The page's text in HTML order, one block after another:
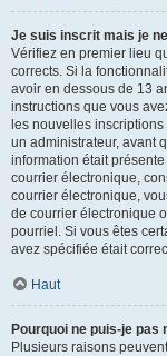
Je suis inscrit mais je
Vérifiez en premier lieu
corrects. Si la
avoir en dessous de 13
instructions que vous
les nouvelles
un administrateur, avant
information était
courrier électronique,
courrier électronique,
de courrier électronique
pourriel. Si vous êtes
avez spécifiée était
Haut
Pourquoi ne puis-je pas
Plusieurs raisons